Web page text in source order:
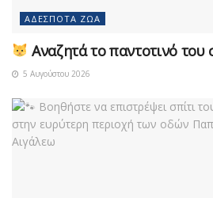
ΑΔΈΣΠΟΤΑ ΖΏΑ
Αναζητά το παντοτινό του
5 Αυγούστου 2026